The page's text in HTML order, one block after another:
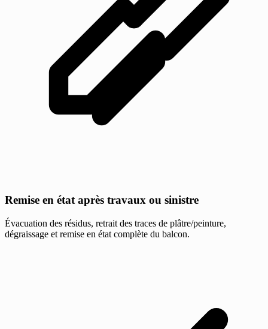
Remise en état après travaux ou sinistre
Évacuation des résidus, retrait des traces de plâtre/peinture,
dégraissage et remise en état complète du balcon.